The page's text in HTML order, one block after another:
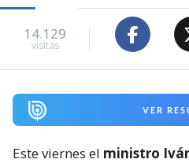
14.129
visitas
VER
Este viernes el ministro